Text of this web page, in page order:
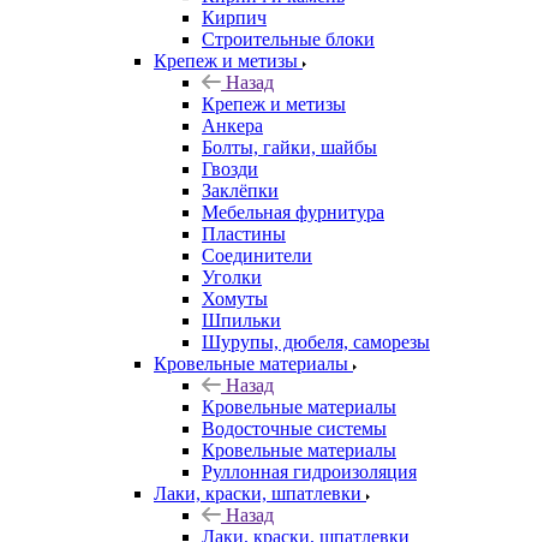
Кирпич
Строительные блоки
Крепеж и метизы
Назад
Крепеж и метизы
Анкера
Болты, гайки, шайбы
Гвозди
Заклёпки
Мебельная фурнитура
Пластины
Соединители
Уголки
Хомуты
Шпильки
Шурупы, дюбеля, саморезы
Кровельные материалы
Назад
Кровельные материалы
Водосточные системы
Кровельные материалы
Руллонная гидроизоляция
Лаки, краски, шпатлевки
Назад
Лаки, краски, шпатлевки